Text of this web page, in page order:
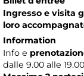
Ingresso e visita
loro
Information
Info e
dalle 9.00 alle 19.00